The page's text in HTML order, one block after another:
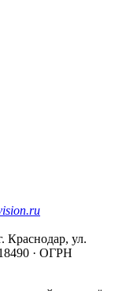
Краснодар, ул.
· ОГРН